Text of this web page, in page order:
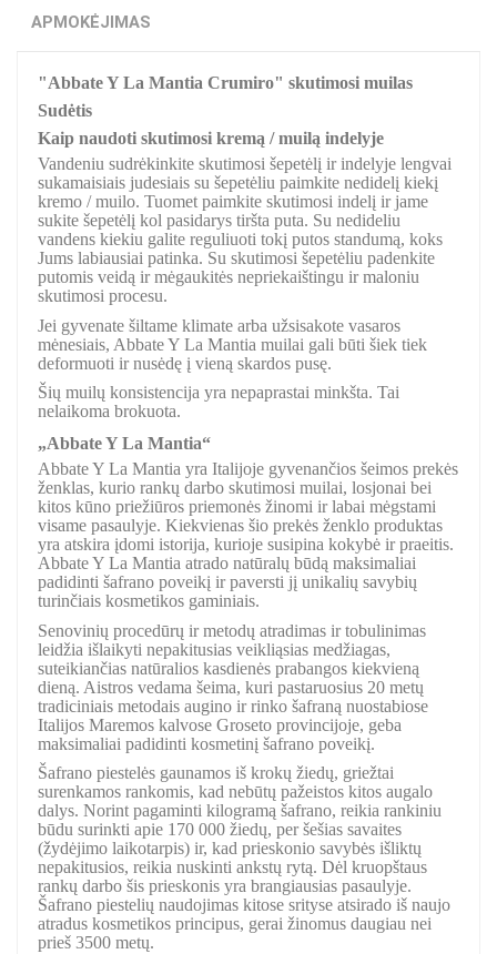
APMOKĖJIMAS
"Abbate Y La Mantia Crumiro" skutimosi muilas
Sudėtis
Kaip naudoti skutimosi kremą / muilą indelyje
Vandeniu sudrėkinkite skutimosi šepetėlį ir indelyje lengvai
sukamaisiais judesiais su šepetėliu paimkite nedidelį kiekį
kremo / muilo. Tuomet paimkite skutimosi indelį ir jame
sukite šepetėlį kol pasidarys tiršta puta. Su nedideliu
vandens kiekiu galite reguliuoti tokį putos standumą, koks
Jums labiausiai patinka. Su skutimosi šepetėliu padenkite
putomis veidą ir mėgaukitės nepriekaištingu ir maloniu
skutimosi procesu.
Jei gyvenate šiltame klimate arba užsisakote vasaros
mėnesiais, Abbate Y La Mantia muilai gali būti šiek tiek
deformuoti ir nusėdę į vieną skardos pusę.
Šių muilų konsistencija yra nepaprastai minkšta. Tai
nelaikoma brokuota.
„Abbate Y La Mantia“
Abbate Y La Mantia yra Italijoje gyvenančios šeimos prekės
ženklas, kurio rankų darbo skutimosi muilai, losjonai bei
kitos kūno priežiūros priemonės žinomi ir labai mėgstami
visame pasaulyje. Kiekvienas šio prekės ženklo produktas
yra atskira įdomi istorija, kurioje susipina kokybė ir praeitis.
Abbate Y La Mantia atrado natūralų būdą maksimaliai
padidinti šafrano poveikį ir paversti jį unikalių savybių
turinčiais kosmetikos gaminiais.
Senovinių procedūrų ir metodų atradimas ir tobulinimas
leidžia išlaikyti nepakitusias veikliąsias medžiagas,
suteikiančias natūralios kasdienės prabangos kiekvieną
dieną. Aistros vedama šeima, kuri pastaruosius 20 metų
tradiciniais metodais augino ir rinko šafraną nuostabiose
Italijos Maremos kalvose Groseto provincijoje, geba
maksimaliai padidinti kosmetinį šafrano poveikį.
Šafrano piestelės gaunamos iš krokų žiedų, griežtai
surenkamos rankomis, kad nebūtų pažeistos kitos augalo
dalys. Norint pagaminti kilogramą šafrano, reikia rankiniu
būdu surinkti apie 170 000 žiedų, per šešias savaites
(žydėjimo laikotarpis) ir, kad prieskonio savybės išliktų
nepakitusios, reikia nuskinti ankstų rytą. Dėl kruopštaus
rankų darbo šis prieskonis yra brangiausias pasaulyje.
Šafrano piestelių naudojimas kitose srityse atsirado iš naujo
atradus kosmetikos principus, gerai žinomus daugiau nei
prieš 3500 metų.